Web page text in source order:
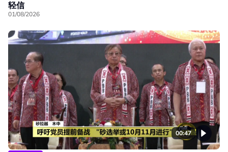
轻信
01/08/2026
00:47